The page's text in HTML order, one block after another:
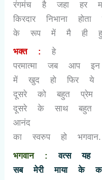
रंगमंच है जहा हर
किरदार निभाना
के रूप में मै ही
भक्त :हे
परमात्मा जब आप
में खुद हो फिर ये
दूसरे को बहुत
दूसरे के साथ बहुत
आनंद
का स्वरुप हो भगवान.
भगवान :
वत्स यह
सब मेरी माया के